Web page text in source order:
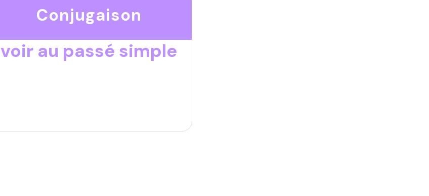
Conjugaison
voir au passé simple